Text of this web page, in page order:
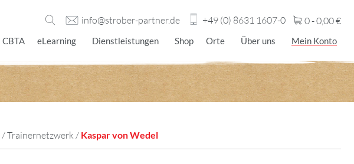
info@strober-partner.de +49 (0) 8631 1607-0 0 -0,00€
CBTA eLearning Dienstleistungen Shop Orte Über uns Mein Konto
/Trainernetzwerk / Kaspar von Wedel